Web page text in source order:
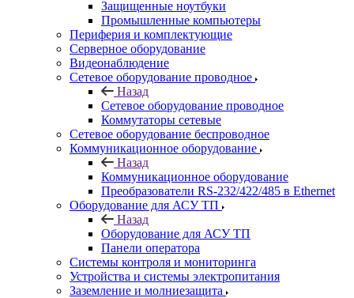
Защищенные ноутбуки
Промышленные компьютеры
Периферия и комплектующие
Серверное оборудование
Видеонаблюдение
Сетевое оборудование проводное
Назад
Сетевое оборудование проводное
Коммутаторы сетевые
Сетевое оборудование беспроводное
Коммуникационное оборудование
Назад
Коммуникационное оборудование
Преобразователи RS-232/422/485 в Ethernet
Оборудование для АСУ ТП
Назад
Оборудование для АСУ ТП
Панели оператора
Системы контроля и мониторинга
Устройства и системы электропитания
Заземление и молниезащита